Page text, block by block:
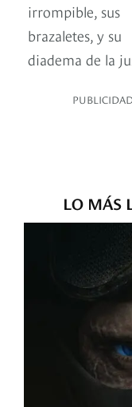
irrompible, sus
brazaletes, y su
diadema de la
LO MÁS